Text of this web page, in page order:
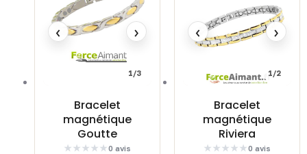
Bracelet
magnétique
Goutte
0 avis
‹ ›
1/3
Bracelet
magnétique
Riviera
0 avis
‹ ›
1/2